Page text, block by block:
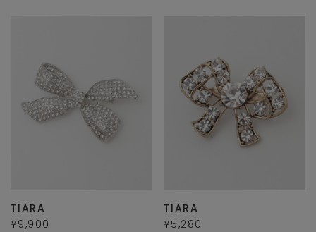
TIARA
¥9,900
TIARA
¥5,280